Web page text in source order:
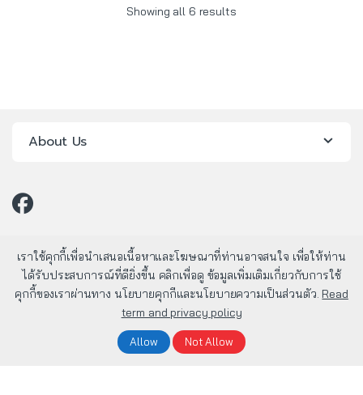
เราใช้คุกกี้เพื่อนำเสนอเนื้อหาและโฆษณาที่ท่านอาจสนใจ เพื่อให้ท่าน
ได้รับประสบการณ์ที่ดียิ่งขึ้น คลิกเพื่อดู ข้อมูลเพิ่มเติมเกี่ยวกับการใช้
คุกกี้ของเราผ่านทาง นโยบายคุกกีและนโยบายความเป็นส่วนตัว. Read
term and privacy policy
Allow Not Allow
Showing all 6 results
About Us
มีคำถาม? โทรหาเรา 24/7!
02-803-1800